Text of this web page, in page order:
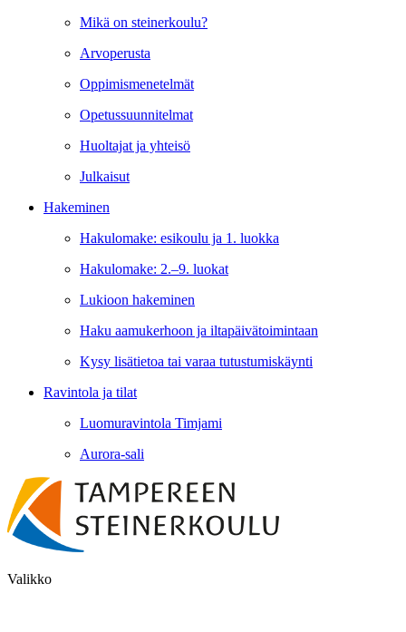
Mikä on steinerkoulu?
Arvoperusta
Oppimismenetelmät
Opetussuunnitelmat
Huoltajat ja yhteisö
Julkaisut
Hakeminen
Hakulomake: esikoulu ja 1. luokka
Hakulomake: 2.–9. luokat
Lukioon hakeminen
Haku aamukerhoon ja iltapäivätoimintaan
Kysy lisätietoa tai varaa tutustumiskäynti
Ravintola ja tilat
Luomuravintola Timjami
Aurora-sali
Valikko